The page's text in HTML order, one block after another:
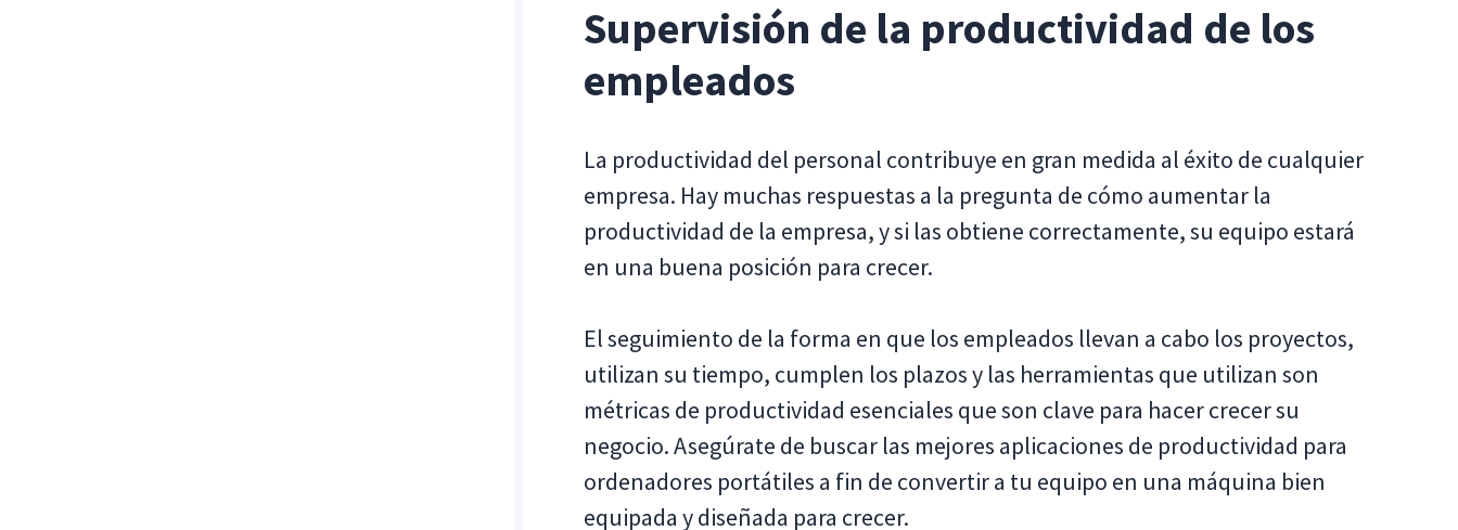
Supervisión de la productividad de los
empleados
La productividad del personal contribuye en gran medida al éxito de cualquier
empresa. Hay muchas respuestas a la pregunta de cómo aumentar la
productividad de la empresa, y si las obtiene correctamente, su equipo estará
en una buena posición para crecer.
El seguimiento de la forma en que los empleados llevan a cabo los proyectos,
utilizan su tiempo, cumplen los plazos y las herramientas que utilizan son
métricas de productividad esenciales que son clave para hacer crecer su
negocio. Asegúrate de buscar las mejores aplicaciones de productividad para
ordenadores portátiles a fin de convertir a tu equipo en una máquina bien
equipada y diseñada para crecer.